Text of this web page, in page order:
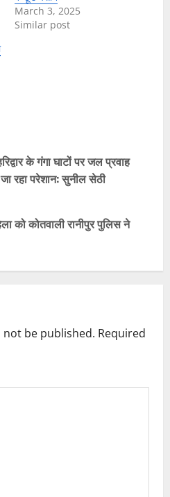
March 3, 2025
Similar post
के गंगा घाटों पर जल प्रवाह
रहा परेशान: सुनील सेठी
को कोतवाली रानीपुर पुलिस ने
be published. Required